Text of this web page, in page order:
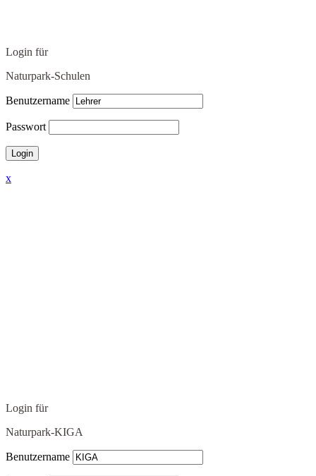
Login für
Naturpark-Schulen
Benutzername
Passwort
x
Login für
Naturpark-KIGA
Benutzername